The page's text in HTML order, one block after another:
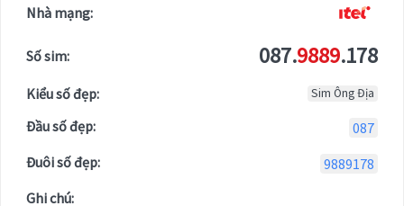
Nhà mạng:
Số sim: 087.9889.178
Kiểu số đẹp: Sim Ông Địa
Đầu số đẹp:
087
Đuôi số đẹp:
9889178
Ghi chú: